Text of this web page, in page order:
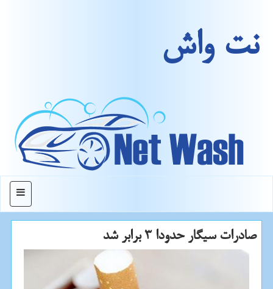
نت واش
منو
صادرات سیگار حدودا 3 برابر شد